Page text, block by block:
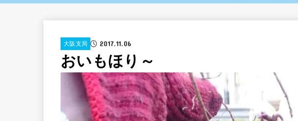
大阪支局 2017.11.06
おいもほり～